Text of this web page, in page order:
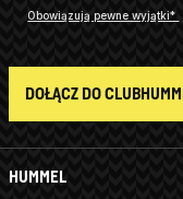
HUMMEL
Obowiązują pewne wyjątki*
DOŁĄCZ DO